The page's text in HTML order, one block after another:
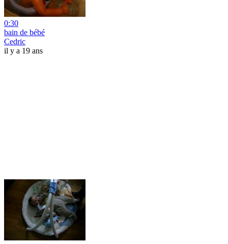
0:30
bain de bébé
Cedric
il y a 19 ans